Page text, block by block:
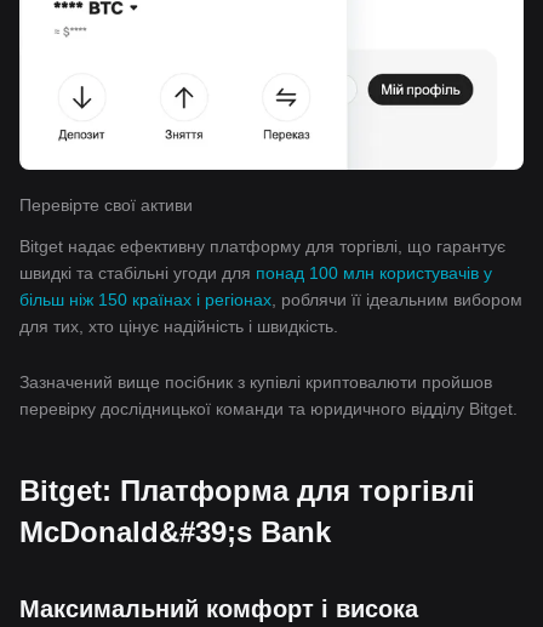
Перевірте свої активи
Bitget надає ефективну платформу для торгівлі, що гарантує
швидкі та стабільні угоди для понад 100 млн користувачів у
більш ніж 150 країнах і регіонах , роблячи її ідеальним вибором
для тих, хто цінує надійність і швидкість.
Зазначений вище посібник з купівлі криптовалюти пройшов
перевірку дослідницької команди та юридичного відділу Bitget.
Bitget: Платформа для торгівлі
McDonald&#39;s Bank
Максимальний комфорт і висока